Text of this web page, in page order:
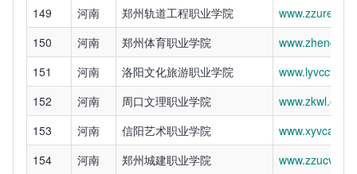
149
河南 郑州轨道工程职业学院
150
河南 郑州体育职业学院
151
河南 洛阳文化旅游职业学院
www.lyvcct.cn
152
河南 周口文理职业学院
153
河南 信阳艺术职业学院
154
河南 郑州城建职业学院